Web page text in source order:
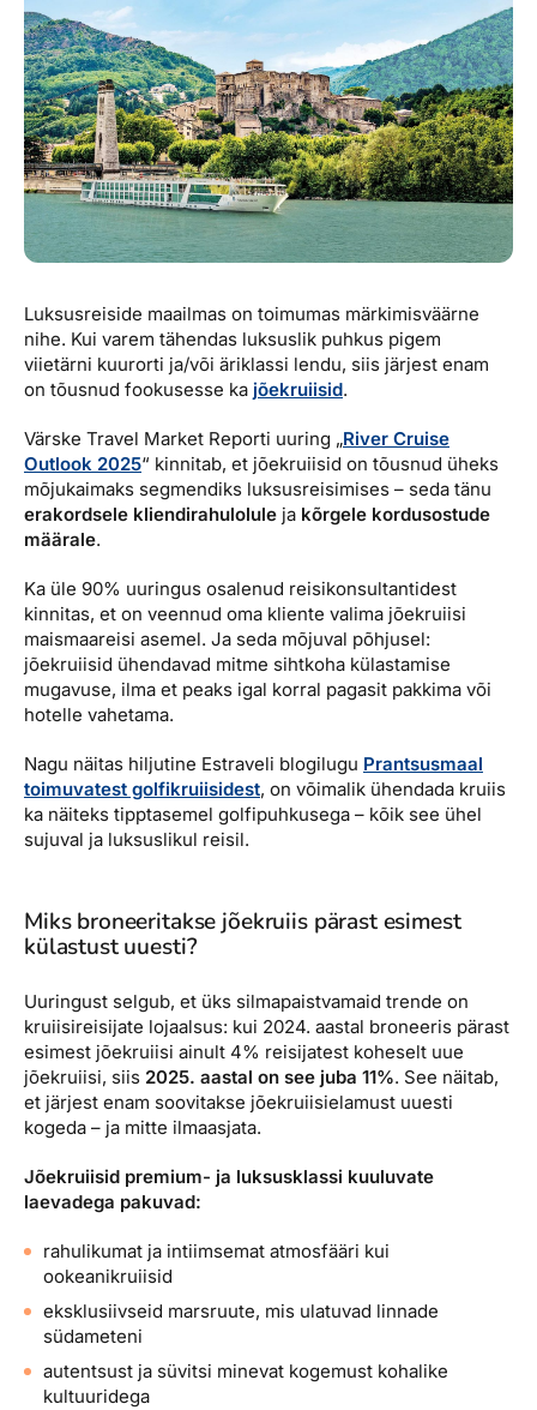
Reisitarvete e-pood
Airalo eSIM
Reisija meelespea
Kuldkaart
Platinum Club
Püsisoodustused
Boonuspunktid
Meist
Ettevõttest, kontaktid, reisikonsultandi teenus, tule
tööle, uudised...
Ettevõttest
Kontaktid
Reisikonsultandi teenus
Uudised
Luksusreiside maailmas on toimumas märkimisväärne
nihe. Kui varem tähendas luksuslik puhkus pigem
viietärni kuurorti ja/või äriklassi lendu, siis järjest enam
on tõusnud fookusesse ka jõekruiisid.
Värske Travel Market Reporti uuring „River Cruise
Outlook 2025“ kinnitab, et jõekruiisid on tõusnud üheks
mõjukaimaks segmendiks luksusreisimises – seda tänu
erakordsele kliendirahulolule ja kõrgele kordusostude
määrale.
Ka üle 90% uuringus osalenud reisikonsultantidest
kinnitas, et on veennud oma kliente valima jõekruiisi
maismaareisi asemel. Ja seda mõjuval põhjusel:
jõekruiisid ühendavad mitme sihtkoha külastamise
mugavuse, ilma et peaks igal korral pagasit pakkima või
hotelle vahetama.
Nagu näitas hiljutine Estraveli blogilugu Prantsusmaal
toimuvatest golfikruiisidest, on võimalik ühendada kruiis
ka näiteks tipptasemel golfipuhkusega – kõik see ühel
sujuval ja luksuslikul reisil.
Miks broneeritakse jõekruiis pärast esimest
külastust uuesti?
Uuringust selgub, et üks silmapaistvamaid trende on
kruiisireisijate lojaalsus: kui 2024. aastal broneeris pärast
esimest jõekruiisi ainult 4% reisijatest koheselt uue
jõekruiisi, siis 2025. aastal on see juba 11%. See näitab,
et järjest enam soovitakse jõekruiisielamust uuesti
kogeda – ja mitte ilmaasjata.
Jõekruiisid premium- ja luksusklassi kuuluvate
laevadega pakuvad:
rahulikumat ja intiimsemat atmosfääri kui
ookeanikruiisid
eksklusiivseid marsruute, mis ulatuvad linnade
südameteni
autentsust ja süvitsi minevat kogemust kohalike
kultuuridega